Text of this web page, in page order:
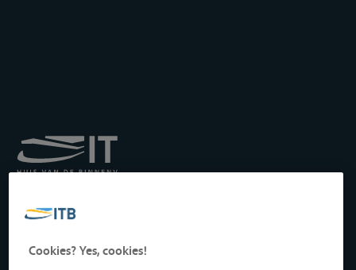
Transport par Batellerie
Drukpersstraat 19
1000 Bruxelles, Belgique
Cookies? Yes, cookies!